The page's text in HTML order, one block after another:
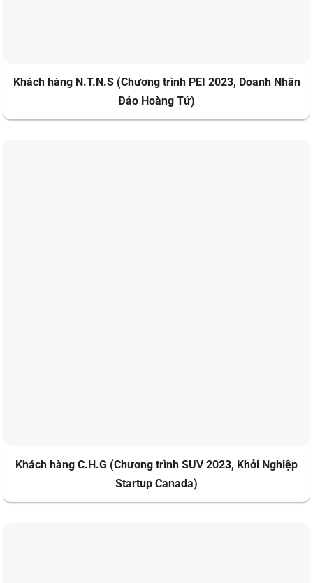
Khách hàng N.T.N.S (Chương trình PEI 2023, Doanh Nhân
Đảo Hoàng Tử)
Khách hàng C.H.G (Chương trình SUV 2023, Khởi Nghiệp
Startup Canada)